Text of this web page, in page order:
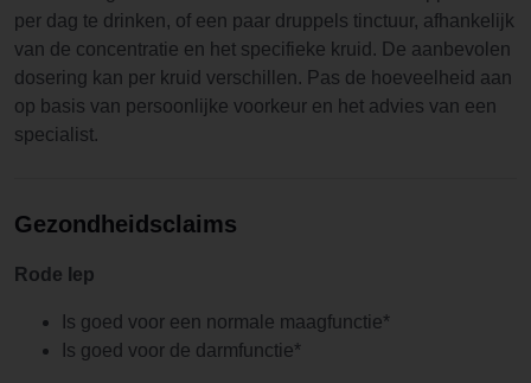
per dag te drinken, of een paar druppels tinctuur, afhankelijk
van de concentratie en het specifieke kruid. De aanbevolen
dosering kan per kruid verschillen. Pas de hoeveelheid aan
op basis van persoonlijke voorkeur en het advies van een
specialist.
Gezondheidsclaims
Rode Iep
Is goed voor een normale maagfunctie*
Is goed voor de darmfunctie*